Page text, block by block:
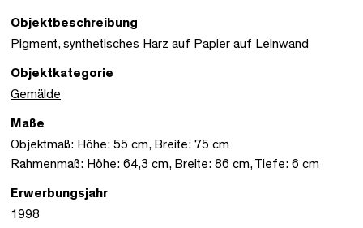
Objektbeschreibung
Pigment, synthetisches Harz auf Papier auf Leinwand
Objektkategorie
Gemälde
Maße
Objektmaß: Höhe: 55 cm, Breite: 75 cm
Rahmenmaß: Höhe: 64,3 cm, Breite: 86 cm, Tiefe: 6 cm
Erwerbungsjahr
1998